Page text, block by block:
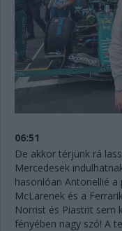
06:51
De akkor térjünk rá
Mercedesek
hasonlóan Antonellié
McLarenek és a
Norrist és Piastrit sem
fényében nagy szó! A